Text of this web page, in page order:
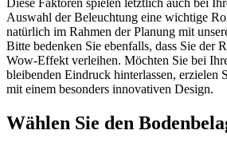
Diese Faktoren spielen letztlich auch bei
Auswahl der Beleuchtung eine wichtige
natürlich im Rahmen der Planung mit
Bitte bedenken Sie ebenfalls, dass Sie der
Wow-Effekt verleihen. Möchten Sie bei
bleibenden Eindruck hinterlassen, erzielen
mit einem besonders innovativen Design.
Wählen Sie den